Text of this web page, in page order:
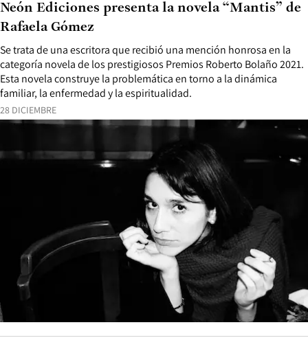
28 DICIEMBRE
Se trata de una escritora que recibió una mención honrosa en la
categoría novela de los prestigiosos Premios Roberto Bolaño 2021.
Esta novela construye la problemática en torno a la dinámica
familiar, la enfermedad y la espiritualidad.
Neón Ediciones presenta la novela “Mantis” de
Rafaela Gómez